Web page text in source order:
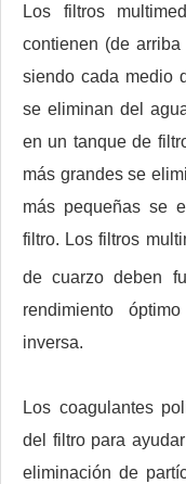
Los filtros
contienen (de
siendo cada medio
se eliminan del
en un tanque de
más grandes se
más pequeñas se
filtro. Los filtros
de cuarzo deben
rendimiento
inversa.
Los coagulantes
del filtro para
eliminación de